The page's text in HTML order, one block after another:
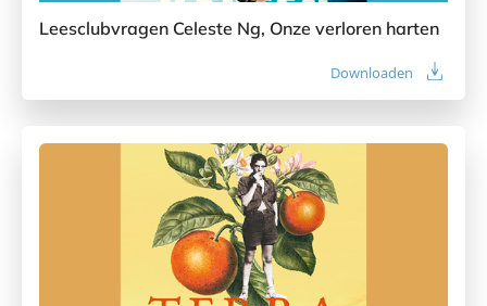
Leesclubvragen Celeste Ng, Onze verloren harten
Downloaden